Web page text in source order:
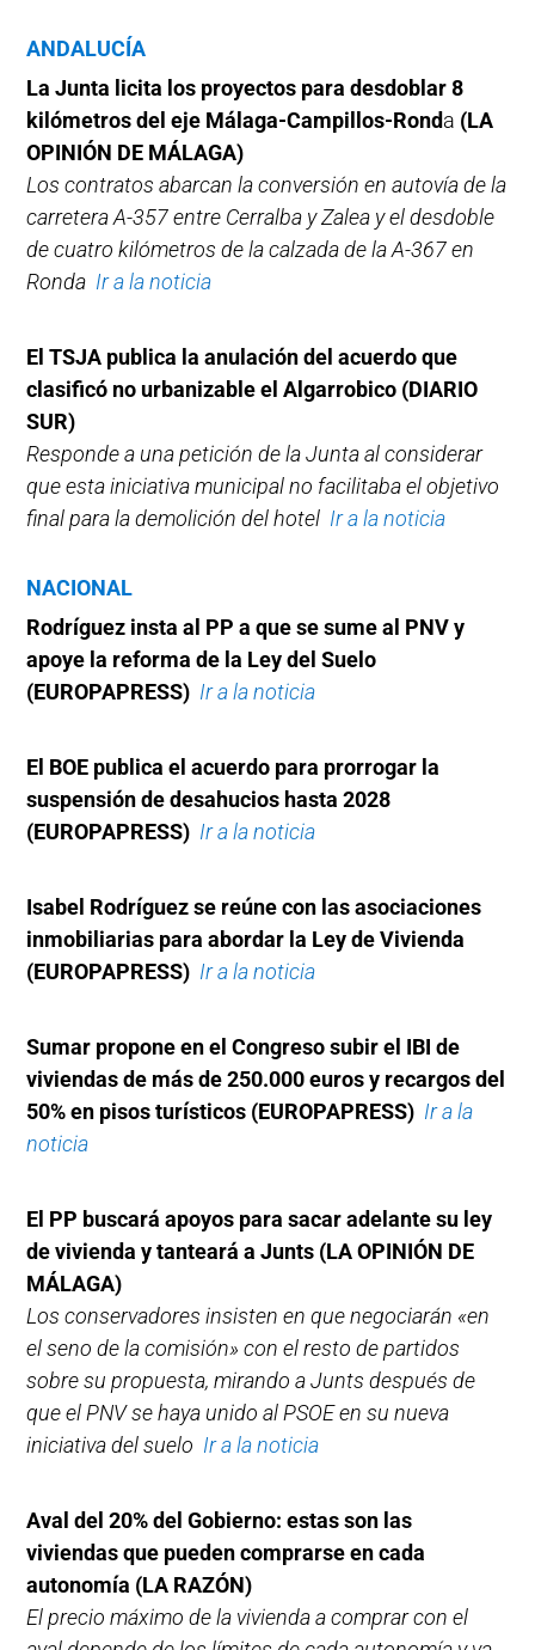
ANDALUCÍA
La Junta licita los proyectos para desdoblar 8
kilómetros del eje Málaga-Campillos-Ronda (LA
OPINIÓN DE MÁLAGA)
Los contratos abarcan la conversión en autovía de la
carretera A-357 entre Cerralba y Zalea y el desdoble
de cuatro kilómetros de la calzada de la A-367 en
Ronda Ir a la noticia
El TSJA publica la anulación del acuerdo que
clasificó no urbanizable el Algarrobico (DIARIO
SUR)
Responde a una petición de la Junta al considerar
que esta iniciativa municipal no facilitaba el objetivo
final para la demolición del hotel Ir a la noticia
NACIONAL
Rodríguez insta al PP a que se sume al PNV y
apoye la reforma de la Ley del Suelo
(EUROPAPRESS) Ir a la noticia
El BOE publica el acuerdo para prorrogar la
suspensión de desahucios hasta 2028
(EUROPAPRESS) Ir a la noticia
Isabel Rodríguez se reúne con las asociaciones
inmobiliarias para abordar la Ley de Vivienda
(EUROPAPRESS) Ir a la noticia
Sumar propone en el Congreso subir el IBI de
viviendas de más de 250.000 euros y recargos del
50% en pisos turísticos (EUROPAPRESS) Ir a la
noticia
El PP buscará apoyos para sacar adelante su ley
de vivienda y tanteará a Junts (LA OPINIÓN DE
MÁLAGA)
Los conservadores insisten en que negociarán «en
el seno de la comisión» con el resto de partidos
sobre su propuesta, mirando a Junts después de
que el PNV se haya unido al PSOE en su nueva
iniciativa del suelo Ir a la noticia
Aval del 20% del Gobierno: estas son las
viviendas que pueden comprarse en cada
autonomía (LA RAZÓN)
El precio máximo de la vivienda a comprar con el